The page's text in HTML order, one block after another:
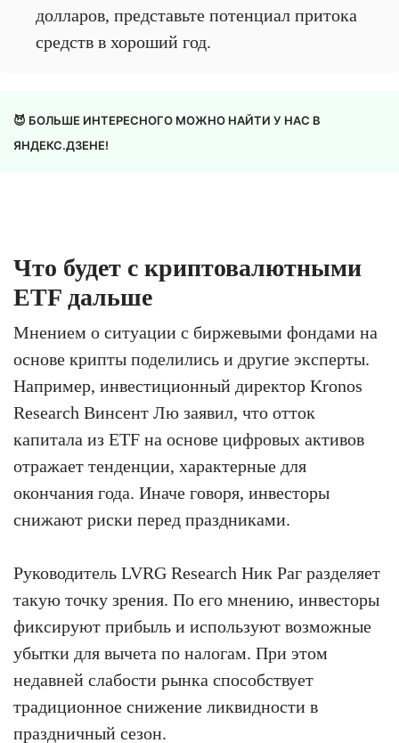
долларов, представьте потенциал притока
средств в хороший год.
😈 БОЛЬШЕ ИНТЕРЕСНОГО МОЖНО НАЙТИ У НАС В
ЯНДЕКС.ДЗЕНЕ!
Что будет с криптовалютными
ETF дальше
Мнением о ситуации с биржевыми фондами на
основе крипты поделились и другие эксперты.
Например, инвестиционный директор Kronos
Research Винсент Лю заявил, что отток
капитала из ETF на основе цифровых активов
отражает тенденции, характерные для
окончания года. Иначе говоря, инвесторы
снижают риски перед праздниками.
Руководитель LVRG Research Ник Раг разделяет
такую точку зрения. По его мнению, инвесторы
фиксируют прибыль и используют возможные
убытки для вычета по налогам. При этом
недавней слабости рынка способствует
традиционное снижение ликвидности в
праздничный сезон.